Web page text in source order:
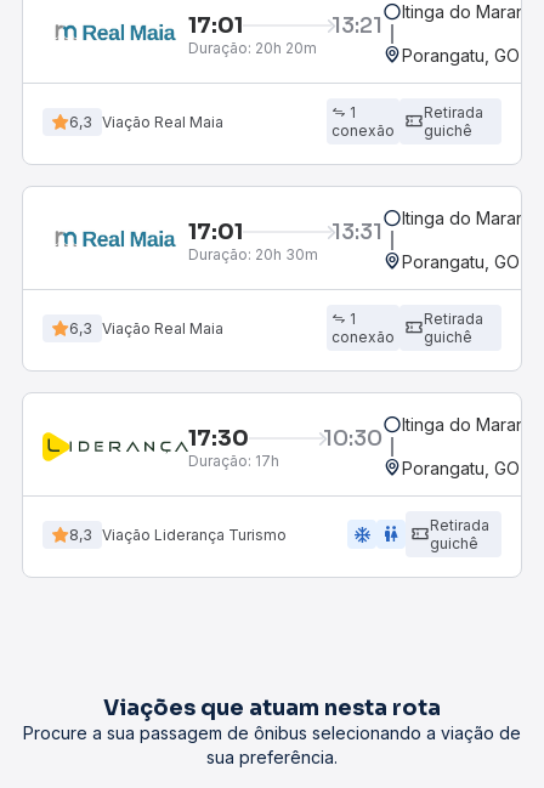
17:01 13:21
Duração: 20h 20m
Itinga do
Porangatu, GO
6,3 Viação Real Maia
1
conexão
Retirada
guichê
17:01 13:31
Duração: 20h 30m
Itinga do
Porangatu, GO
6,3 Viação Real Maia
1
conexão
Retirada
guichê
17:30 10:30
Duração: 17h
Itinga do
Porangatu, GO
8,3 Viação Liderança Turismo ac_unit wc
Retirada
guichê
Viações que atuam nesta rota
Procure a sua passagem de ônibus selecionando a viação de
sua preferência.